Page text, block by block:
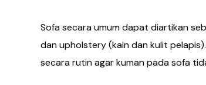
Sofa secara umum dapat diartikan
dan upholstery (kain dan kulit
secara rutin agar kuman pada sofa